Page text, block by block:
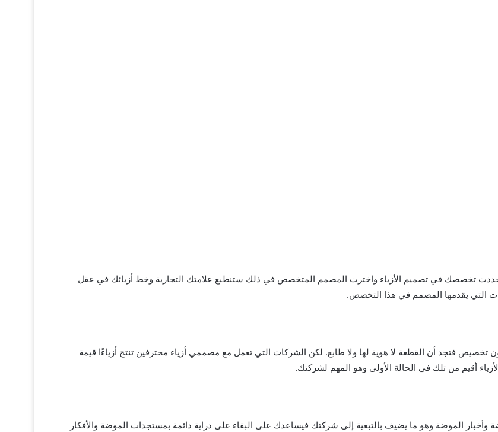
حددت تخصصك في تصميم الأزياء واخترت المصمم المتخصص في ذلك ستنطبع علامتك التجارية وخط أزيائك في عقل
التي يقدمها المصمم في هذا التخصص.
فتجد أن القطعة لا هوية لها ولا طابع. لكن الشركات التي تعمل مع مصممي أزياء محترفين تنتج أزياءًا قيمة
أقيم من تلك في الحالة الأولى وهو المهم لشركتك.
وأخبار الموضة وهو ما يضيف بالتبعية إلى شركتك فيساعدك على البقاء على دراية دائمة بمستجدات الموضة والأفكار